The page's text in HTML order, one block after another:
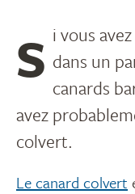
Si vous avez déjà fait une promenade dans un
canards
avez
colvert.
Le canard colvert